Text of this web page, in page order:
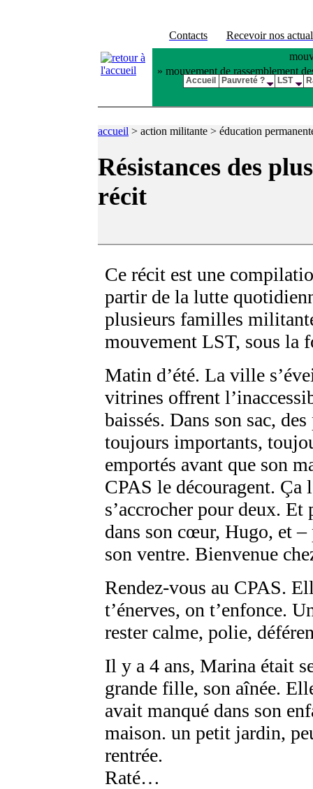
Contacts
Recevoir nos
» mouvement de rassemblement
accueil > action militante > éducation
Résistances des
récit
Ce récit est une
partir de la lutte
plusieurs familles
mouvement LST, sous la
Matin d’été. La ville
vitrines offrent
baissés. Dans son sac,
toujours importants,
emportés avant que son
CPAS le découragent. Ça
s’accrocher pour deux.
dans son cœur, Hugo, et
son ventre. Bienvenue
Rendez-vous au CPAS.
t’énerves, on t’enfonce.
rester calme, polie,
Il y a 4 ans, Marina était
grande fille, son aînée.
avait manqué dans son
maison. un petit jardin,
rentrée.
Raté…
Accueil Pauvreté ? LST